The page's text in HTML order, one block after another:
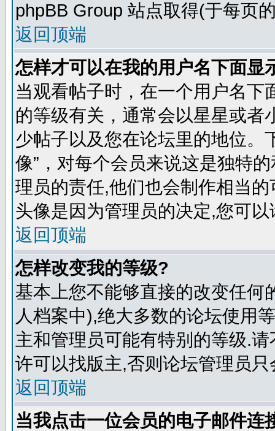
phpBB Group 站点取得(于每页
返回顶端
怎样才可以在我的用户名下面显
当观看帖子时，在一个用户名下
的等级有关，通常会以星星或者
少帖子以及您在论坛里的地位。
像”，对每个会员来说这是独特
理员的责任,他们也会制作相当
头像是因为管理员的决定,您可
返回顶端
怎样改变我的等级?
基本上您不能够直接的改变任何
人档案中),绝大多数的论坛使用
主和管理员可能有特别的等级.
许可以找版主,否则论坛管理员
返回顶端
当我点击一位会员的电子邮件连